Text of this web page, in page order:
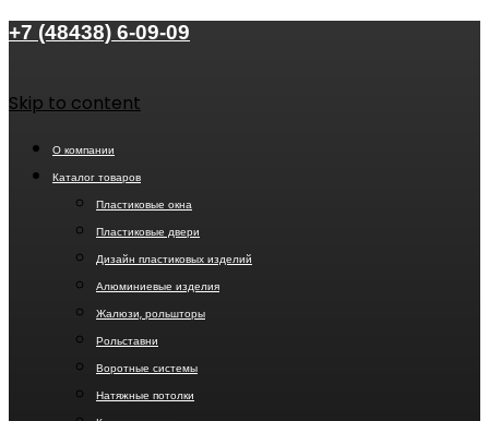
+7 (48438) 6-09-09
Skip to content
О компании
Каталог товаров
Пластиковые окна
Пластиковые двери
Дизайн пластиковых изделий
Алюминиевые изделия
Жалюзи, рольшторы
Рольставни
Воротные системы
Натяжные потолки